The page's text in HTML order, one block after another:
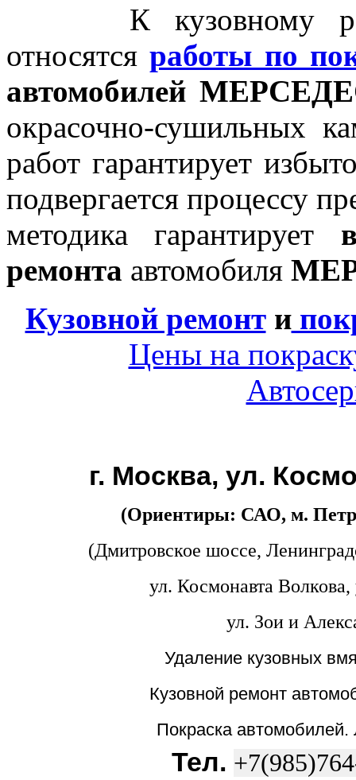
К кузовному
относятсяработы по
автомобилей
окрасочно-сушильных
работ гарантирует
подвергается процессу
методика гарантирует
ремонта автомобиля
Кузовной ремонти
Цены на
г. Москва, ул.
(Ориентиры: САО, м.
(Дмитровское шоссе,
ул. Космонавта
ул. Зои и
Удаление кузовных
Кузовной ремонт
Покраска
Тел.